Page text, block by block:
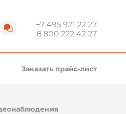
+7 495 921 22 27
8 800 222 42 27
Заказать прайс-лист